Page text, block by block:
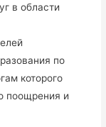
в области
по
которого
поощрения и